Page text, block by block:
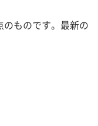
ものです。最新の